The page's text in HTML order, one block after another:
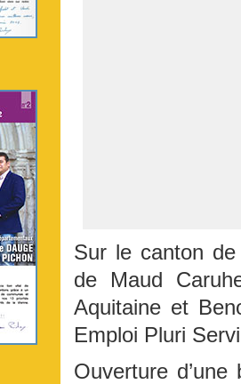
Sur le canton
de Maud
Aquitaine et
Emploi Pluri
Ouverture